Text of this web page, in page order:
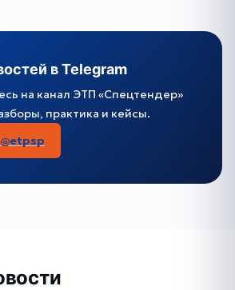
в Telegram
на канал ЭТП «Спецтендер»
практика и кейсы.